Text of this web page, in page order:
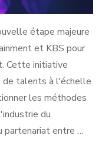
étape majeure
et KBS pour
Cette initiative
de talents à l'échelle
les méthodes
du
partenariat entre …